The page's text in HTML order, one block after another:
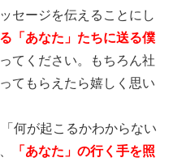
セージを伝えることにし
「あなた」たちに送る僕
てください。もちろん社
てもらえたら嬉しく思い
何が起こるかわからない
「あなた」の行く手を照